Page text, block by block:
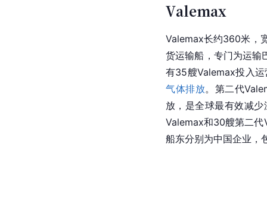
Valemax
Valemax长约360米，
货运输船，专门为运输
有35艘Valemax投入
气体排放。第二代
放，是全球最有效减
Valemax和30艘第二代
船东分别为中国企业，